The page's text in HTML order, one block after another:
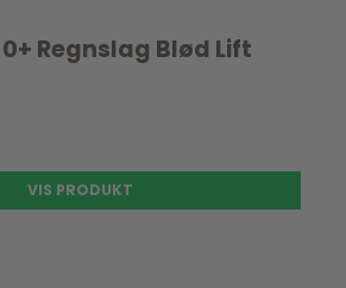
Regnslag Blød Lift
VIS PRODUKT